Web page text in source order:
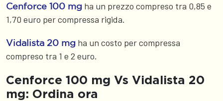
Cenforce 100 mg ha un prezzo compreso tra 0,85 e
1,70 euro per compressa rigida.
Vidalista 20 mg ha un costo per compressa
compreso tra 1 e 2 euro.
Cenforce 100 mg Vs Vidalista 20
mg: Ordina ora